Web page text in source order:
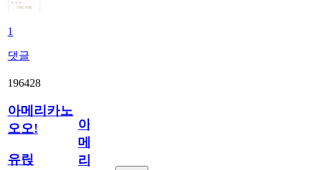
1
댓글
196428
아메리카노
오오!
유릱
아
메
리